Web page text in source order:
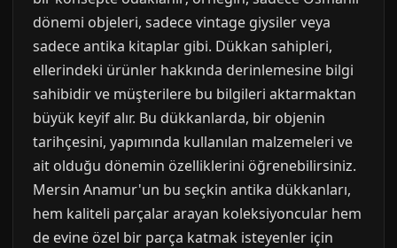
dönemi objeleri, sadece vintage giysiler veya
sadece antika kitaplar gibi. Dükkan sahipleri,
ellerindeki ürünler hakkında derinlemesine bilgi
sahibidir ve müşterilere bu bilgileri aktarmaktan
büyük keyif alır. Bu dükkanlarda, bir objenin
tarihçesini, yapımında kullanılan malzemeleri ve
ait olduğu dönemin özelliklerini öğrenebilirsiniz.
Mersin Anamur'un bu seçkin antika dükkanları,
hem kaliteli parçalar arayan koleksiyoncular hem
de evine özel bir parça katmak isteyenler için